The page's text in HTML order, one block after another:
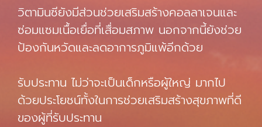
วิตามินซียังมีส่วนช่วยเสริมสร้างคอลลาเจนและ
ซ่อมแซมเนื้อเยื่อที่เสื่อมสภาพ นอกจากนี้ยังช่วย
ป้องกันหวัดและลดอาการภูมิแพ้อีกด้วย
รับประทาน ไม่ว่าจะเป็นเด็กหรือผู้ใหญ่ มากไป
ด้วยประโยชน์ทั้งในการช่วยเสริมสร้างสุขภาพที่ดี
ของผู้ที่รับประทาน